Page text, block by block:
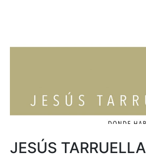
JESÚS TARRUELLA